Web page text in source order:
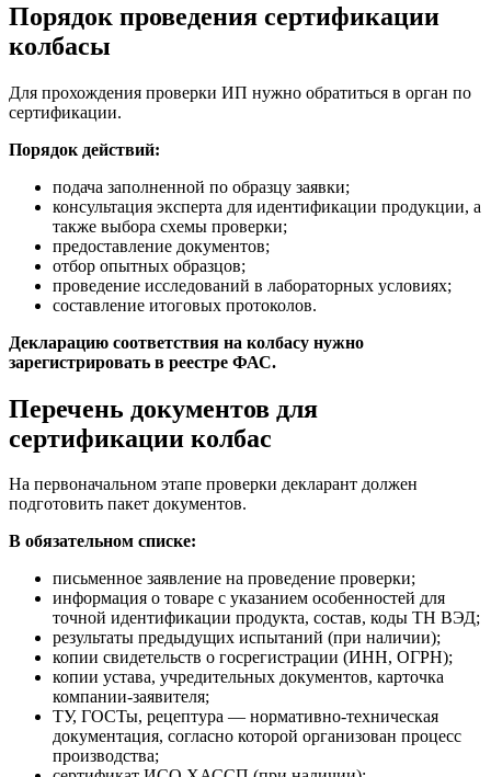
Порядок проведения сертификации
колбасы
Для прохождения проверки ИП нужно обратиться в орган по
сертификации.
Порядок действий:
подача заполненной по образцу заявки;
консультация эксперта для идентификации продукции, а
также выбора схемы проверки;
предоставление документов;
отбор опытных образцов;
проведение исследований в лабораторных условиях;
составление итоговых протоколов.
Декларацию соответствия на колбасу нужно
зарегистрировать в реестре ФАС.
Перечень документов для
сертификации колбас
На первоначальном этапе проверки декларант должен
подготовить пакет документов.
В обязательном списке:
письменное заявление на проведение проверки;
информация о товаре с указанием особенностей для
точной идентификации продукта, состав, коды ТН ВЭД;
результаты предыдущих испытаний (при наличии);
копии свидетельств о госрегистрации (ИНН, ОГРН);
копии устава, учредительных документов, карточка
компании-заявителя;
ТУ, ГОСТы, рецептура — нормативно-техническая
документация, согласно которой организован процесс
производства;